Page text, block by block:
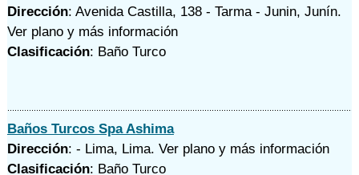
Dirección: Avenida Castilla, 138 - Tarma - Junin, Junín.
Ver plano y más información
Clasificación: Baño Turco
Baños Turcos Spa Ashima
Dirección: - Lima, Lima. Ver plano y más información
Clasificación: Baño Turco